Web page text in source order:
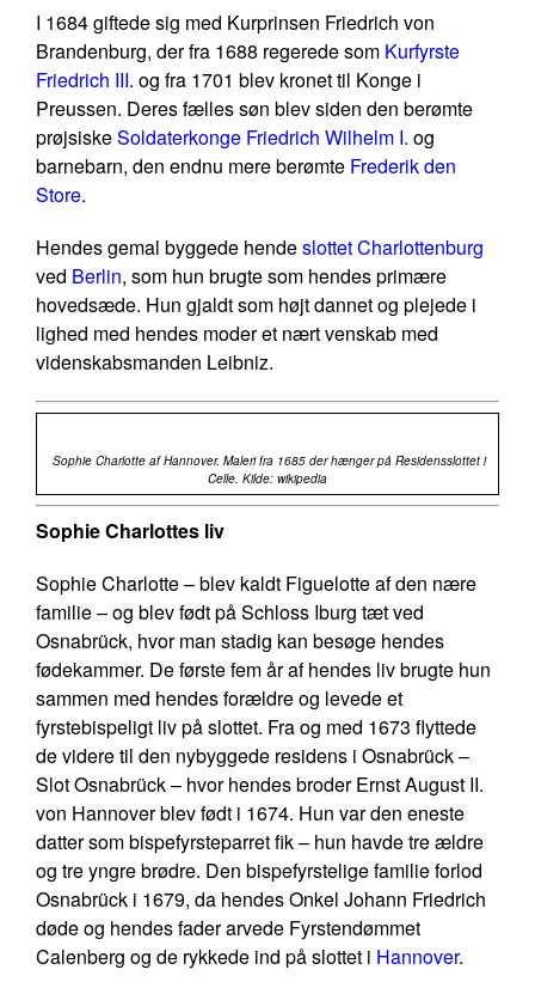
I 1684 giftede sig med Kurprinsen Friedrich von
Brandenburg, der fra 1688 regerede som Kurfyrste
Friedrich III. og fra 1701 blev kronet til Konge i
Preussen. Deres fælles søn blev siden den berømte
prøjsiskeSoldaterkonge Friedrich Wilhelm I. og
barnebarn, den endnu mere berømte Frederik den
Store.
Hendes gemal byggede hendeslottet Charlottenburg
ved Berlin, som hun brugte som hendes primære
hovedsæde. Hun gjaldt som højt dannet og plejede i
lighed med hendes moder et nært venskab med
videnskabsmanden Leibniz.
Sophie Charlotte af Hannover. Maleri fra 1685 der hænger på Residensslottet i
Celle. Kilde: wikipedia
Sophie Charlottes liv
Sophie Charlotte – blev kaldt Figuelotte af den nære
familie – og blev født på Schloss Iburg tæt ved
Osnabrück, hvor man stadig kan besøge hendes
fødekammer. De første fem år af hendes liv brugte hun
sammen med hendes forældre og levede et
fyrstebispeligt liv på slottet. Fra og med 1673 flyttede
de videre til den nybyggede residens i Osnabrück –
Slot Osnabrück – hvor hendes broder Ernst August II.
von Hannover blev født i 1674. Hun var den eneste
datter som bispefyrsteparret fik – hun havde tre ældre
og tre yngre brødre. Den bispefyrstelige familie forlod
Osnabrück i 1679, da hendes Onkel Johann Friedrich
døde og hendes fader arvede Fyrstendømmet
Calenberg og de rykkede ind på slottet i Hannover.